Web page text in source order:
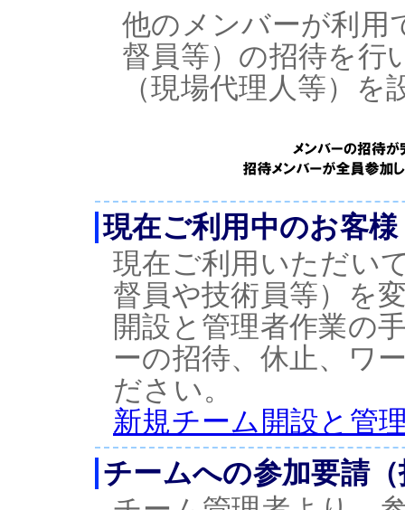
他のメンバーが利用
督員等）の招待を行
（現場代理人等）を
現在ご利用中のお客様
現在ご利用いただい
督員や技術員等）を
開設と管理者作業の
ーの招待、休止、ワ
ださい。
新規チーム開設と管
チームへの参加要請